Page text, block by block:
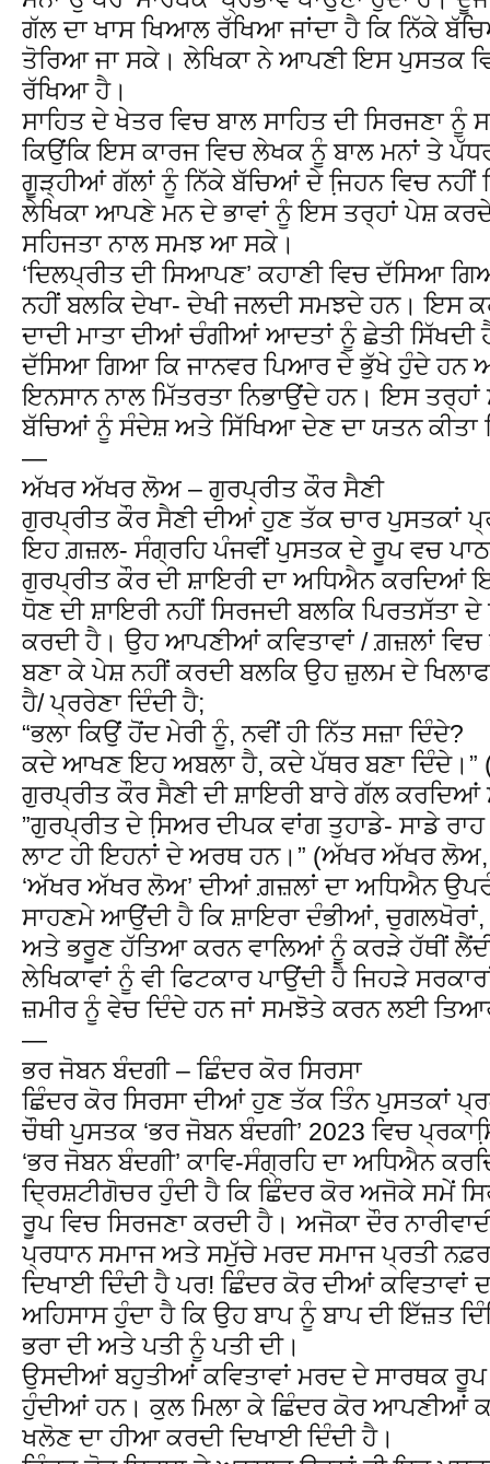
ਗੱਲ ਦਾ ਖਾਸ ਖਿਆਲ ਰੱਖਿਆ ਜਾਂਦਾ ਹੈ ਕਿ ਨਿੱਕੇ
ਤੋਰਿਆ ਜਾ ਸਕੇ। ਲੇਖਿਕਾ ਨੇ ਆਪਣੀ ਇਸ ਪੁਸਤਕ
ਰੱਖਿਆ ਹੈ।
ਸਾਹਿਤ ਦੇ ਖੇਤਰ ਵਿਚ ਬਾਲ ਸਾਹਿਤ ਦੀ ਸਿਰਜਣਾ
ਕਿਉਂਕਿ ਇਸ ਕਾਰਜ ਵਿਚ ਲੇਖਕ ਨੂੰ ਬਾਲ ਮਨਾਂ ਤੇ
ਗੂੜ੍ਹੀਆਂ ਗੱਲਾਂ ਨੂੰ ਨਿੱਕੇ ਬੱਚਿਆਂ ਦੇ ਜਿ਼ਹਨ ਵਿਚ
ਲੇਖਿਕਾ ਆਪਣੇ ਮਨ ਦੇ ਭਾਵਾਂ ਨੂੰ ਇਸ ਤਰ੍ਹਾਂ ਪੇਸ਼
ਸਹਿਜਤਾ ਨਾਲ ਸਮਝ ਆ ਸਕੇ।
‘ਦਿਲਪ੍ਰੀਤ ਦੀ ਸਿਆਪਣ’ ਕਹਾਣੀ ਵਿਚ ਦੱਸਿਆ
ਨਹੀਂ ਬਲਕਿ ਦੇਖਾ- ਦੇਖੀ ਜਲਦੀ ਸਮਝਦੇ ਹਨ। ਇਸ
ਦਾਦੀ ਮਾਤਾ ਦੀਆਂ ਚੰਗੀਆਂ ਆਦਤਾਂ ਨੂੰ ਛੇਤੀ ਸਿੱਖਦੀ
ਦੱਸਿਆ ਗਿਆ ਕਿ ਜਾਨਵਰ ਪਿਆਰ ਦੇ ਭੁੱਖੇ ਹੁੰਦੇ ਹਨ
ਇਨਸਾਨ ਨਾਲ ਮਿੱਤਰਤਾ ਨਿਭਾਉਂਦੇ ਹਨ। ਇਸ
ਬੱਚਿਆਂ ਨੂੰ ਸੰਦੇਸ਼ ਅਤੇ ਸਿੱਖਿਆ ਦੇਣ ਦਾ ਯਤਨ
—
ਅੱਖਰ ਅੱਖਰ ਲੋਅ – ਗੁਰਪ੍ਰੀਤ ਕੌਰ ਸੈਣੀ
ਗੁਰਪ੍ਰੀਤ ਕੌਰ ਸੈਣੀ ਦੀਆਂ ਹੁਣ ਤੱਕ ਚਾਰ ਪੁਸਤਕਾਂ
ਇਹ ਗ਼ਜ਼ਲ- ਸੰਗ੍ਰਹਿ ਪੰਜਵੀਂ ਪੁਸਤਕ ਦੇ ਰੂਪ ਵਚ
ਗੁਰਪ੍ਰੀਤ ਕੌਰ ਦੀ ਸ਼ਾਇਰੀ ਦਾ ਅਧਿਐਨ ਕਰਦਿਆਂ
ਧੋਣ ਦੀ ਸ਼ਾਇਰੀ ਨਹੀਂ ਸਿਰਜਦੀ ਬਲਕਿ
ਕਰਦੀ ਹੈ। ਉਹ ਆਪਣੀਆਂ ਕਵਿਤਾਵਾਂ / ਗ਼ਜ਼ਲਾਂ ਵਿਚ
ਬਣਾ ਕੇ ਪੇਸ਼ ਨਹੀਂ ਕਰਦੀ ਬਲਕਿ ਉਹ ਜ਼ੁਲਮ ਦੇ
ਹੈ/ ਪ੍ਰਰੇਣਾ ਦਿੰਦੀ ਹੈ;
“ਭਲਾ ਕਿਉਂ ਹੋਂਦ ਮੇਰੀ ਨੂੰ, ਨਵੀਂ ਹੀ ਨਿੱਤ ਸਜ਼ਾ ਦਿੰਦੇ?
ਕਦੇ ਆਖਣ ਇਹ ਅਬਲਾ ਹੈ, ਕਦੇ ਪੱਥਰ ਬਣਾ
ਗੁਰਪ੍ਰੀਤ ਕੌਰ ਸੈਣੀ ਦੀ ਸ਼ਾਇਰੀ ਬਾਰੇ ਗੱਲ
”ਗੁਰਪ੍ਰੀਤ ਦੇ ਸਿ਼ਅਰ ਦੀਪਕ ਵਾਂਗ ਤੁਹਾਡੇ- ਸਾਡੇ
ਲਾਟ ਹੀ ਇਹਨਾਂ ਦੇ ਅਰਥ ਹਨ।” (ਅੱਖਰ ਅੱਖਰ ਲੋਅ,
‘ਅੱਖਰ ਅੱਖਰ ਲੋਅ’ ਦੀਆਂ ਗ਼ਜ਼ਲਾਂ ਦਾ ਅਧਿਐਨ
ਸਾਹਣਮੇ ਆਉਂਦੀ ਹੈ ਕਿ ਸ਼ਾਇਰਾ ਦੰਭੀਆਂ,
ਅਤੇ ਭਰੂਣ ਹੱਤਿਆ ਕਰਨ ਵਾਲਿਆਂ ਨੂੰ ਕਰੜੇ ਹੱਥੀਂ
ਲੇਖਿਕਾਵਾਂ ਨੂੰ ਵੀ ਫਿਟਕਾਰ ਪਾਉਂਦੀ ਹੈ ਜਿਹੜੇ
ਜ਼ਮੀਰ ਨੂੰ ਵੇਚ ਦਿੰਦੇ ਹਨ ਜਾਂ ਸਮਝੋਤੇ ਕਰਨ ਲਈ
—
ਭਰ ਜੋਬਨ ਬੰਦਗੀ – ਛਿੰਦਰ ਕੋਰ ਸਿਰਸਾ
ਛਿੰਦਰ ਕੋਰ ਸਿਰਸਾ ਦੀਆਂ ਹੁਣ ਤੱਕ ਤਿੰਨ ਪੁਸਤਕਾਂ
ਚੌਥੀ ਪੁਸਤਕ ‘ਭਰ ਜੋਬਨ ਬੰਦਗੀ’ 2023 ਵਿਚ
‘ਭਰ ਜੋਬਨ ਬੰਦਗੀ’ ਕਾਵਿ-ਸੰਗ੍ਰਹਿ ਦਾ ਅਧਿਐਨ
ਦ੍ਰਿਸ਼ਟੀਗੋਚਰ ਹੁੰਦੀ ਹੈ ਕਿ ਛਿੰਦਰ ਕੋਰ ਅਜੋਕੇ ਸਮੇਂ
ਰੂਪ ਵਿਚ ਸਿਰਜਣਾ ਕਰਦੀ ਹੈ। ਅਜੋਕਾ ਦੌਰ
ਪ੍ਰਧਾਨ ਸਮਾਜ ਅਤੇ ਸਮੁੱਚੇ ਮਰਦ ਸਮਾਜ ਪ੍ਰਤੀ
ਦਿਖਾਈ ਦਿੰਦੀ ਹੈ ਪਰ! ਛਿੰਦਰ ਕੋਰ ਦੀਆਂ
ਅਹਿਸਾਸ ਹੁੰਦਾ ਹੈ ਕਿ ਉਹ ਬਾਪ ਨੂੰ ਬਾਪ ਦੀ ਇੱਜ਼ਤ
ਭਰਾ ਦੀ ਅਤੇ ਪਤੀ ਨੂੰ ਪਤੀ ਦੀ।
ਉਸਦੀਆਂ ਬਹੁਤੀਆਂ ਕਵਿਤਾਵਾਂ ਮਰਦ ਦੇ ਸਾਰਥਕ ਰੂਪ
ਹੁੰਦੀਆਂ ਹਨ। ਕੁਲ ਮਿਲਾ ਕੇ ਛਿੰਦਰ ਕੋਰ ਆਪਣੀਆਂ
ਖਲੋਣ ਦਾ ਹੀਆ ਕਰਦੀ ਦਿਖਾਈ ਦਿੰਦੀ ਹੈ।